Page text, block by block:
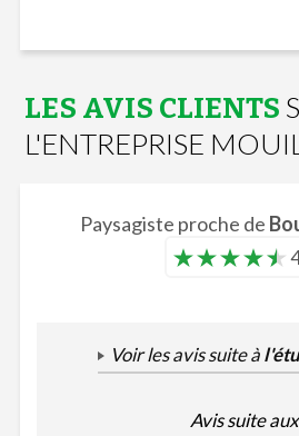
LES AVIS CLIENTS
L'ENTREPRISE
Paysagiste proche de
Avis suite aux
Voir les avis suite à